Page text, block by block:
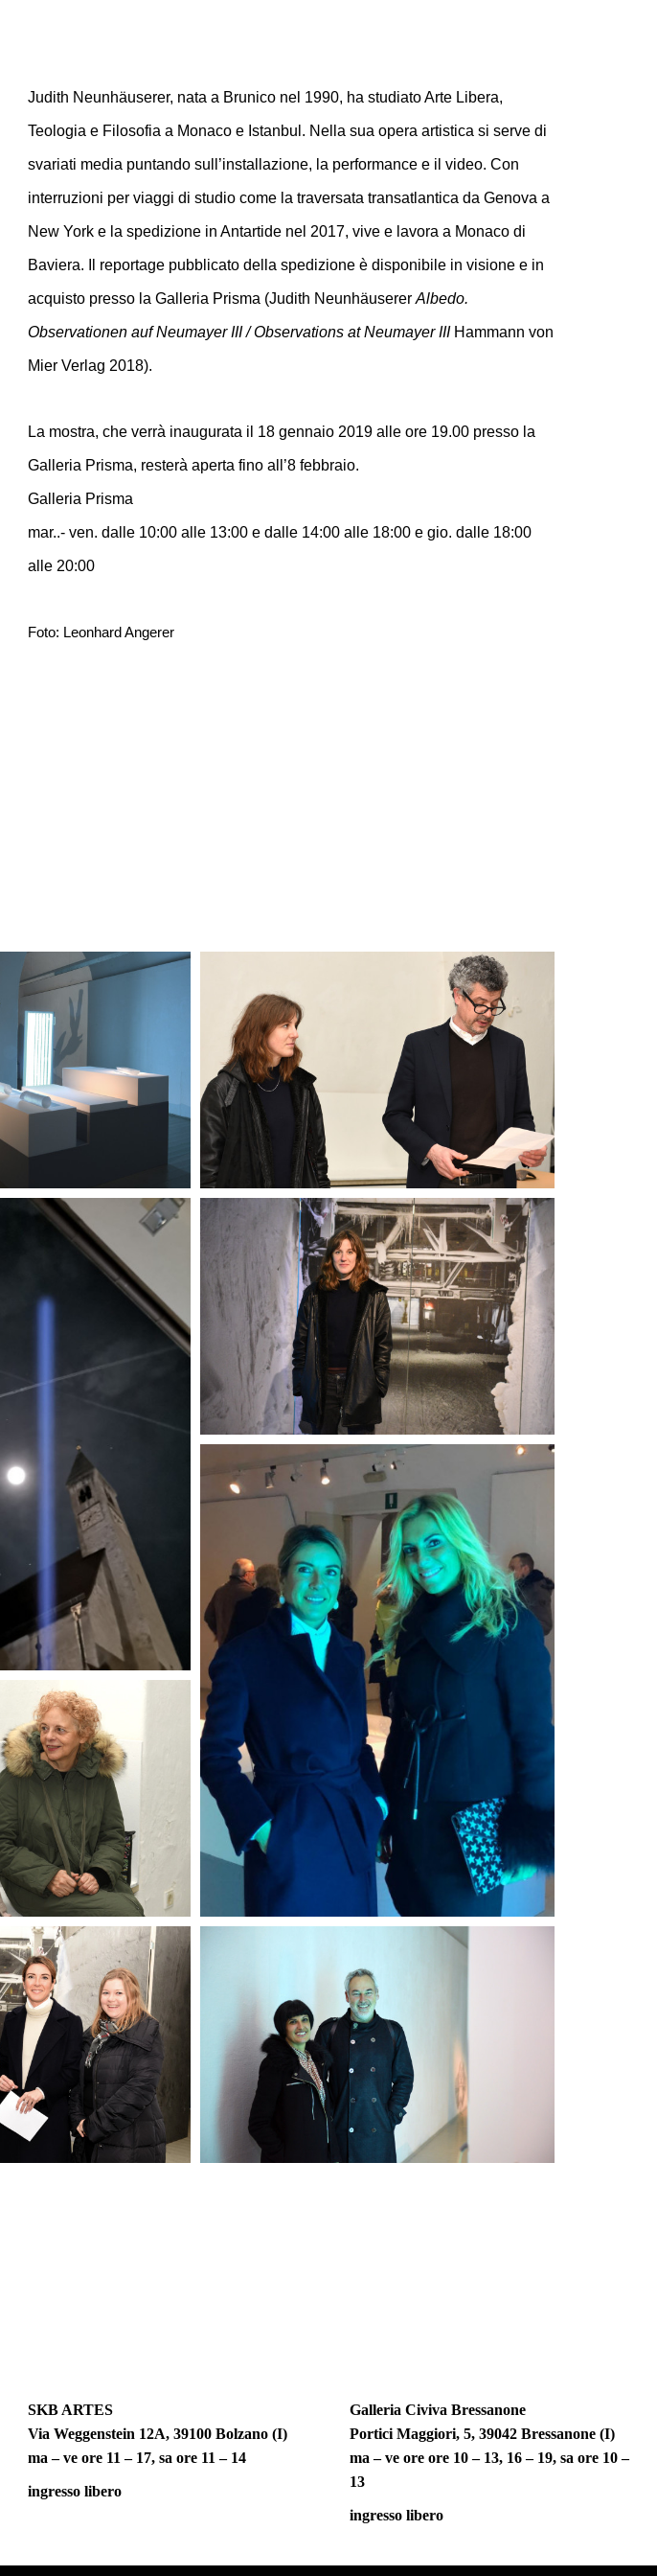
Judith Neunhäuserer, nata a Brunico nel 1990, ha studiato Arte Libera,
Teologia e Filosofia a Monaco e Istanbul. Nella sua opera artistica si serve di
svariati media puntando sull’installazione, la performance e il video. Con
interruzioni per viaggi di studio come la traversata transatlantica da Genova a
New York e la spedizione in Antartide nel 2017, vive e lavora a Monaco di
Baviera. Il reportage pubblicato della spedizione è disponibile in visione e in
acquisto presso la Galleria Prisma (Judith Neunhäuserer Albedo.
Observationen auf Neumayer III / Observations at Neumayer III Hammann von
Mier Verlag 2018).
La mostra, che verrà inaugurata il 18 gennaio 2019 alle ore 19.00 presso la
Galleria Prisma, resterà aperta fino all’8 febbraio.
Galleria Prisma
mar..- ven. dalle 10:00 alle 13:00 e dalle 14:00 alle 18:00 e gio. dalle 18:00
alle 20:00
Foto: Leonhard Angerer
SKB ARTES
Via Weggenstein 12A, 39100 Bolzano (I)
ma – ve ore 11 – 17, sa ore 11 – 14
ingresso libero
Galleria Civiva Bressanone
Portici Maggiori, 5, 39042 Bressanone (I)
ma – ve ore ore 10 – 13, 16 – 19, sa ore 10 –
13
ingresso libero